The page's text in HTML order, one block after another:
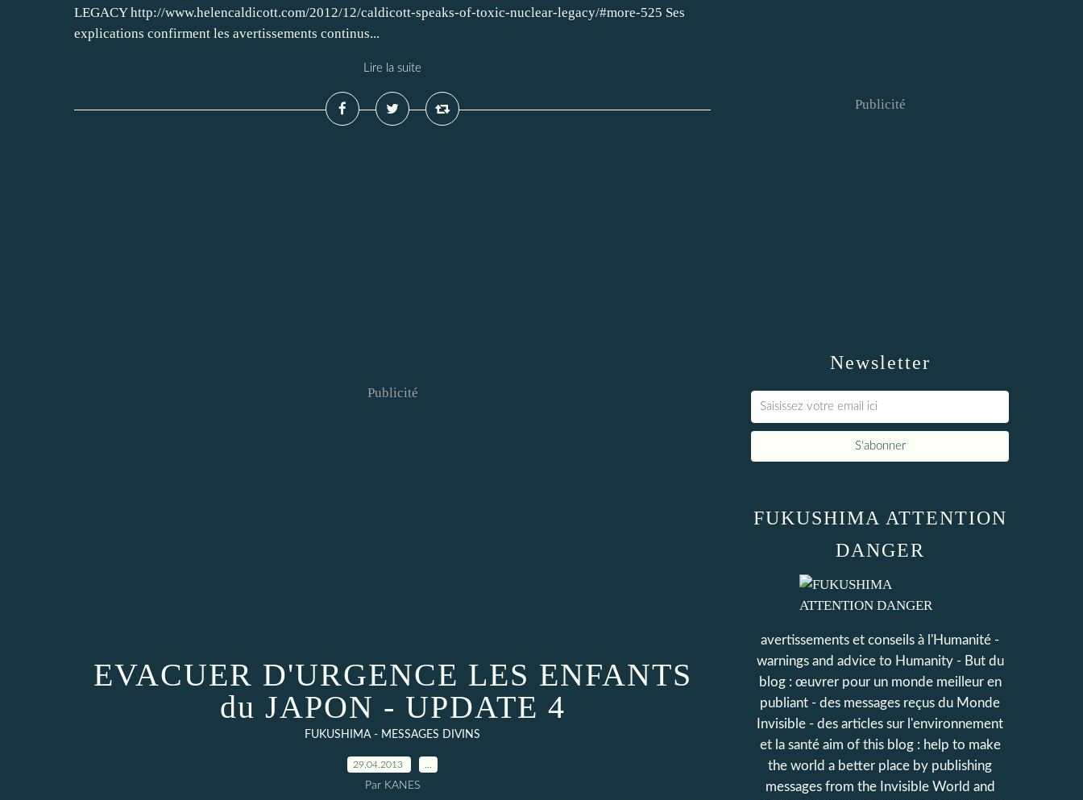
LEGACY http://www.helencaldicott.com/2012/12/caldicott-speaks-of-toxic-nuclear-legacy/#more-525 Ses
explications confirment les avertissements continus...
Lire la suite
Publicité
EVACUER D'URGENCE LES ENFANTS
du JAPON - UPDATE 4
FUKUSHIMA - MESSAGES DIVINS
29.04.2013
Par KANES
Newsletter
Publicité
FUKUSHIMA ATTENTION
DANGER
avertissements et conseils à l'Humanité -
warnings and advice to Humanity - But du
blog : œuvrer pour un monde meilleur en
publiant - des messages reçus du Monde
Invisible - des articles sur l'environnement
et la santé aim of this blog : help to make
the world a better place by publishing
messages from the Invisible World and